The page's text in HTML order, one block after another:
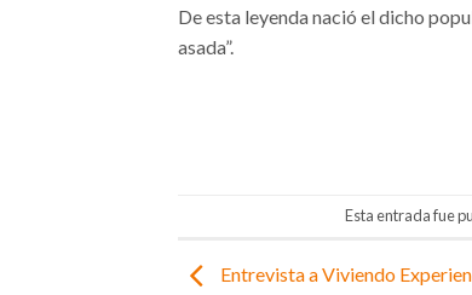
De esta leyenda nació el dicho
asada”.
Esta entrada fue
Entrevista a Viviendo